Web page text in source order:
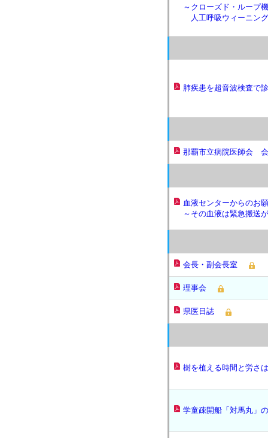
～クローズド・ループ
人工呼吸ウィーニン
肺疾患を超音波検査で
那覇市立病院医師会
血液センターからのお
～その血液は緊急搬送
会長・副会長室
理事会
県医日誌
樹を植える時間と労さ
学童疎開船「対馬丸」